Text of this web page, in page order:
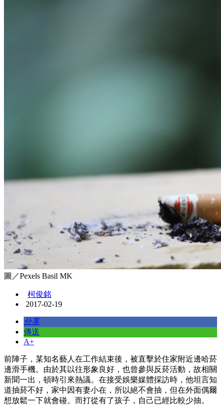
圖／Pexels Basil MK
柯俊銘
2017-02-19
分享
傳送
A+
前陣子，某知名藝人在工作結束後，被直擊於住家附近邊哈菸
邊滑手機。由於其以往形象良好，也曾參與反菸活動，故相關
新聞一出，頓時引來熱議。在接受娛樂媒體採訪時，他坦言知
道抽菸不好，家中因有妻小在，所以絕不會抽，但在外面偶爾
想放鬆一下就會碰。而打從有了孩子，自己已經比較少抽。